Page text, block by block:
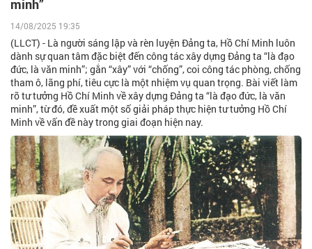
minh”
14/08/2025 19:35
(LLCT) - Là người sáng lập và rèn luyện Đảng ta, Hồ Chí Minh luôn
dành sự quan tâm đặc biệt đến công tác xây dựng Đảng ta “là đạo
đức, là văn minh”; gắn “xây” với “chống”, coi công tác phòng, chống
tham ô, lãng phí, tiêu cực là một nhiệm vụ quan trọng. Bài viết làm
rõ tư tưởng Hồ Chí Minh về xây dựng Đảng ta “là đạo đức, là văn
minh”, từ đó, đề xuất một số giải pháp thực hiện tư tưởng Hồ Chí
Minh về vấn đề này trong giai đoạn hiện nay.